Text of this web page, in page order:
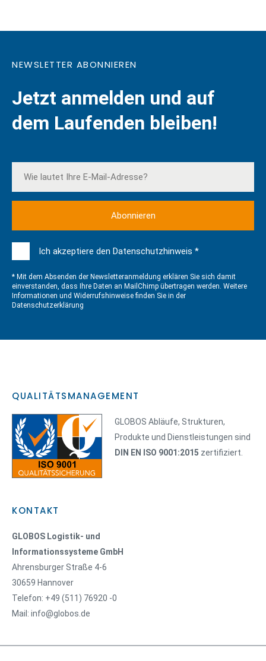
NEWSLETTER ABONNIEREN
Jetzt anmelden und auf
dem Laufenden bleiben!
Ich akzeptiere den Datenschutzhinweis *
* Mit dem Absenden der Newsletteranmeldung erklären Sie sich damit
einverstanden, dass Ihre Daten an MailChimp übertragen werden. Weitere
Informationen und Widerrufshinweise finden Sie in der
Datenschutzerklärung
QUALITÄTSMANAGEMENT
GLOBOS Abläufe, Strukturen,
Produkte und Dienstleistungen sind
DIN EN ISO 9001:2015 zertifiziert.
KONTAKT
GLOBOS Logistik- und
Informationssysteme GmbH
Ahrensburger Straße 4-6
30659 Hannover
Telefon: +49 (511) 76920 -0
Mail: info@globos.de